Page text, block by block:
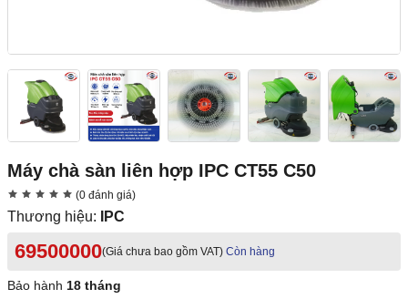
Máy chà sàn liên hợp IPC CT55 C50
(0 đánh giá)
Thương hiệu: IPC
69500000(Giá chưa bao gồm VAT) Còn hàng
Bảo hành 18 tháng